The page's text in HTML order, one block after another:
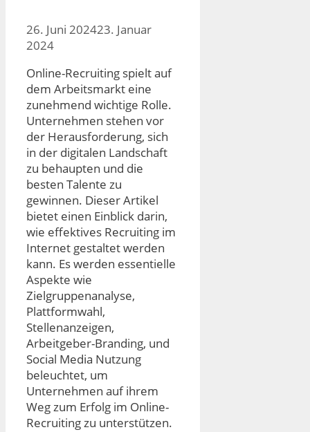
26. Juni 202423. Januar
2024
Online-Recruiting spielt auf
dem Arbeitsmarkt eine
zunehmend wichtige Rolle.
Unternehmen stehen vor
der Herausforderung, sich
in der digitalen Landschaft
zu behaupten und die
besten Talente zu
gewinnen. Dieser Artikel
bietet einen Einblick darin,
wie effektives Recruiting im
Internet gestaltet werden
kann. Es werden essentielle
Aspekte wie
Zielgruppenanalyse,
Plattformwahl,
Stellenanzeigen,
Arbeitgeber-Branding, und
Social Media Nutzung
beleuchtet, um
Unternehmen auf ihrem
Weg zum Erfolg im Online-
Recruiting zu unterstützen.